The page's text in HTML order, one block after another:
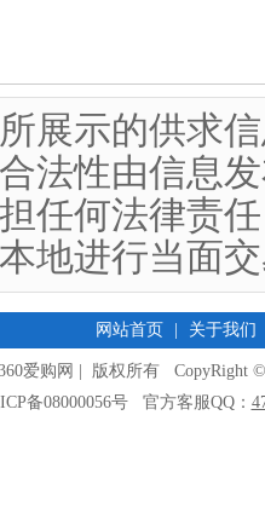
所展示的供求
法性由信息
任何法律责
地进行当面
网站首页 关于我们
爱购网 | 版权所有 CopyRight ©
备08000056号 官方客服QQ：